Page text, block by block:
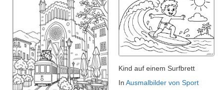
Kind auf einem Surfbrett
In Ausmalbilder von Sport